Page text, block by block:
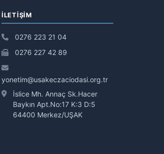
İLETIŞIM
0276 223 21 04
0276 227 42 89
yonetim@usakeczaciodasi.org.tr
İslice Mh. Annaç Sk.Hacer
Baykın Apt.No:17 K:3 D:5
64400 Merkez/UŞAK